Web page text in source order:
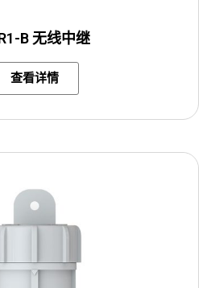
B 无线中继
查看详情